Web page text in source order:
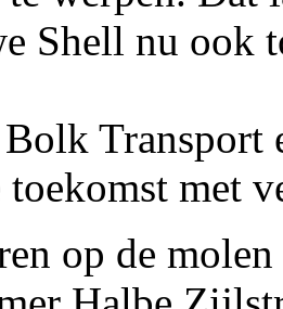
Shell nu ook
Transport
toekomst met
op de